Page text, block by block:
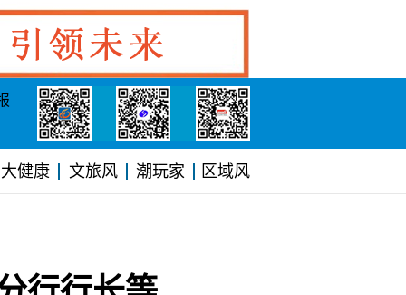
大健康 文旅风 潮玩家 区域风